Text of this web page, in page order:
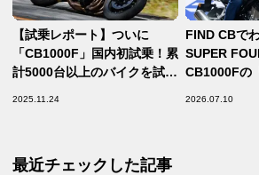
【試乗レポート】ついに
「CB1000F」国内初試乗！累
計5000台以上のバイクを試乗
編】
2025.11.24
FIND CBで
SUPER
CB1000Fの
2026.07.10
最近チェックした記事